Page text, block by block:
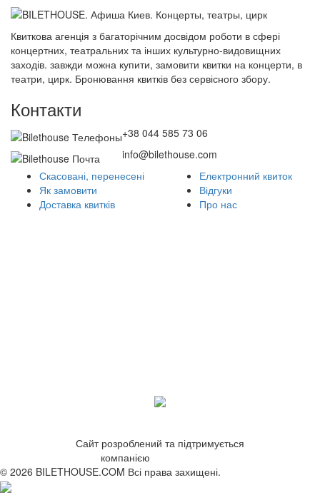
Квиткова агенція з багаторічним досвідом роботи в сфері
концертних, театральних та інших культурно-видовищних
заходів. завжди можна купити, замовити квитки на концерти, в
театри, цирк. Бронювання квитків без сервісного збору.
Контакти
+38 044 585 73 06
info@bilethouse.com
Скасовані, перенесені
Як замовити
Доставка квитків
Електронний квиток
Відгуки
Про нас
Сайт розроблений та підтримується
компанією
© 2026 BILETHOUSE.COM Всі права захищені.